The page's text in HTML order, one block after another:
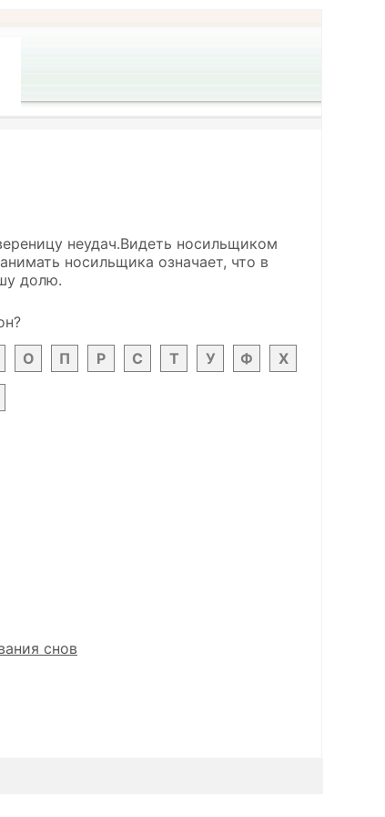
неудач.Видеть носильщиком
носильщика означает, что в
долю.
О П Р С Т У Ф Х
снов